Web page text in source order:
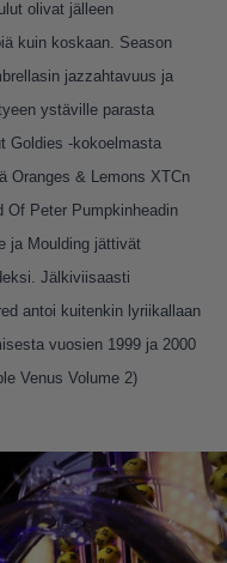
olivat jälleen
kuin koskaan. Season
jazzahtavuus ja
ystäville parasta
Goldies -kokoelmasta
Oranges & Lemons XTCn
Of Peter Pumpkinheadin
ja Moulding jättivät
Jälkiviisaasti
antoi kuitenkin lyriikallaan
vuosien 1999 ja 2000
Venus Volume 2)